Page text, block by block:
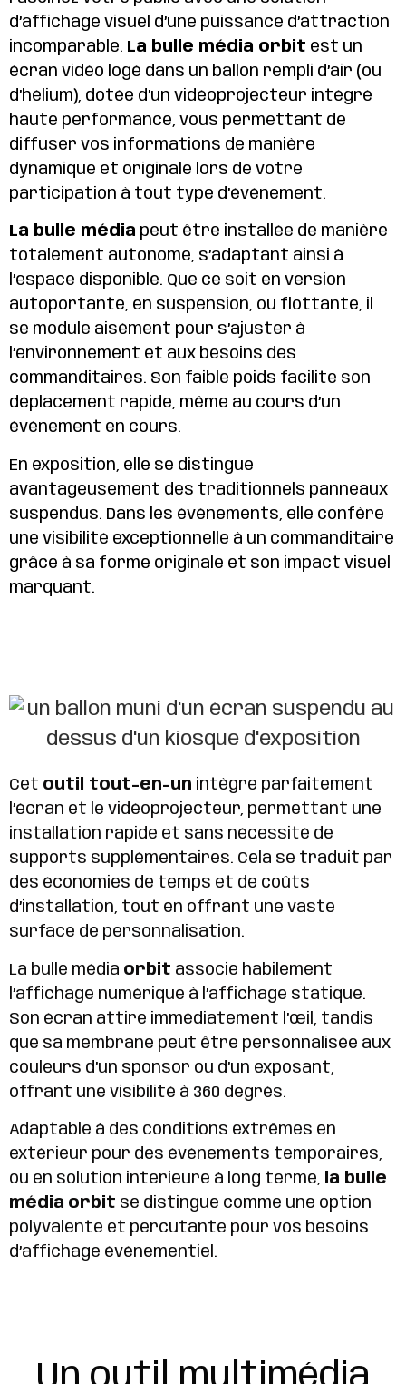
d’affichage visuel d’une puissance d’attraction
incomparable. La bulle média orbit est un
écran vidéo logé dans un ballon rempli d’air (ou
d’hélium), dotée d’un vidéoprojecteur intégré
haute performance, vous permettant de
diffuser vos informations de manière
dynamique et originale lors de votre
participation à tout type d’événement.
La bulle média peut être installée de manière
totalement autonome, s’adaptant ainsi à
l’espace disponible. Que ce soit en version
autoportante, en suspension, ou flottante, il
se module aisément pour s’ajuster à
l’environnement et aux besoins des
commanditaires. Son faible poids facilite son
déplacement rapide, même au cours d’un
événement en cours.
En exposition, elle se distingue
avantageusement des traditionnels panneaux
suspendus. Dans les événements, elle confère
une visibilité exceptionnelle à un commanditaire
grâce à sa forme originale et son impact visuel
marquant.
Cet outil tout-en-un intègre parfaitement
l’écran et le vidéoprojecteur, permettant une
installation rapide et sans nécessité de
supports supplémentaires. Cela se traduit par
des économies de temps et de coûts
d’installation, tout en offrant une vaste
surface de personnalisation.
La bulle média orbit associe habilement
l’affichage numérique à l’affichage statique.
Son écran attire immédiatement l’œil, tandis
que sa membrane peut être personnalisée aux
couleurs d’un sponsor ou d’un exposant,
offrant une visibilité à 360 degrés.
Adaptable à des conditions extrêmes en
extérieur pour des événements temporaires,
ou en solution intérieure à long terme,
la bulle
média orbit se distingue comme une option
polyvalente et percutante pour vos besoins
d’affichage événementiel.